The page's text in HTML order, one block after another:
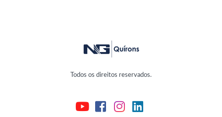
Todos os direitos reservados.